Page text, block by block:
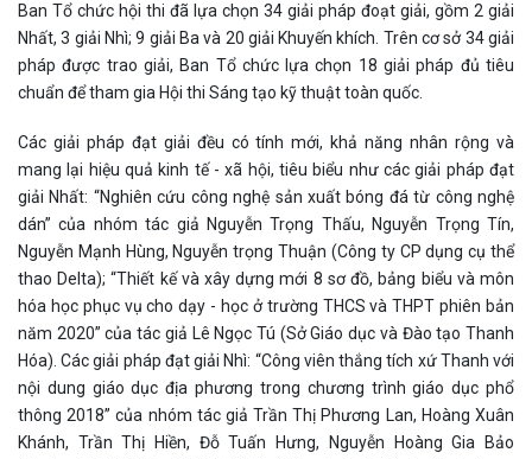
Ban Tổ chức hội thi đã lựa chọn 34 giải pháp đoạt giải, gồm 2 giải
Nhất, 3 giải Nhì; 9 giải Ba và 20 giải Khuyến khích. Trên cơ sở 34 giải
pháp được trao giải, Ban Tổ chức lựa chọn 18 giải pháp đủ tiêu
chuẩn để tham gia Hội thi Sáng tạo kỹ thuật toàn quốc.
Các giải pháp đạt giải đều có tính mới, khả năng nhân rộng và
mang lại hiệu quả kinh tế - xã hội, tiêu biểu như các giải pháp đạt
giải Nhất: “Nghiên cứu công nghệ sản xuất bóng đá từ công nghệ
dán” của nhóm tác giả Nguyễn Trọng Thấu, Nguyễn Trọng Tín,
Nguyễn Mạnh Hùng, Nguyễn trọng Thuận (Công ty CP dụng cụ thể
thao Delta); “Thiết kế và xây dựng mới 8 sơ đồ, bảng biểu và môn
hóa học phục vụ cho dạy - học ở trường THCS và THPT phiên bản
năm 2020” của tác giả Lê Ngọc Tú (Sở Giáo dục và Đào tạo Thanh
Hóa). Các giải pháp đạt giải Nhì: “Công viên thắng tích xứ Thanh với
nội dung giáo dục địa phương trong chương trình giáo dục phổ
thông 2018” của nhóm tác giả Trần Thị Phương Lan, Hoàng Xuân
Khánh, Trần Thị Hiền, Đỗ Tuấn Hưng, Nguyễn Hoàng Gia Bảo